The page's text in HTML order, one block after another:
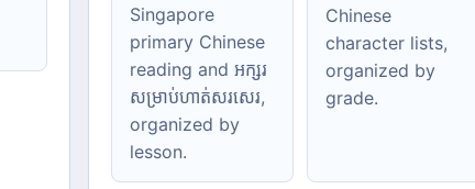
Singapore
primary Chinese
reading and អក្សរ
សម្រាប់ហាត់សរសេរ,
organized by
lesson.
Chinese
character lists,
organized by
grade.